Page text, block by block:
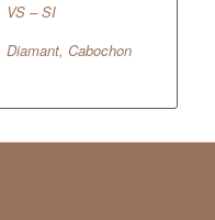
VS – SI
Diamant, Cabochon